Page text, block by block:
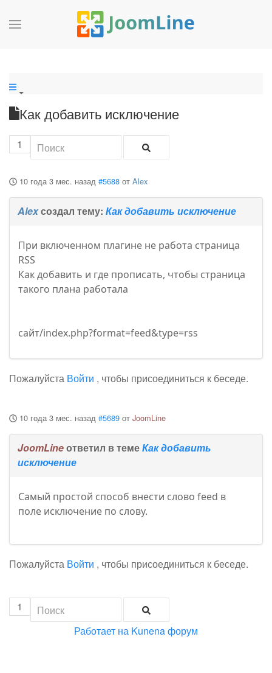
Как добавить исключение
1
10 года 3 мес. назад #5688 от Alex
Alexсоздал тему: Как добавить исключение
При включенном плагине не работа страница
RSS
Как добавить и где прописать, чтобы страница
такого плана работала
сайт/index.php?format=feed&type=rss
Пожалуйста Войти , чтобы присоединиться к беседе.
10 года 3 мес. назад #5689 от JoomLine
JoomLineответил в темеКак добавить
исключение
Самый простой способ внести слово feed в
поле исключение по слову.
Пожалуйста Войти , чтобы присоединиться к беседе.
1
Работает на Kunena форум